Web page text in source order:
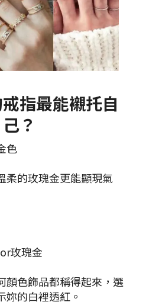
指最能襯托自
己？
色
柔的玫瑰金更能顯現氣
玫瑰金
顏色飾品都稱得起來，選
妳的白裡透紅。